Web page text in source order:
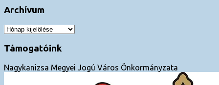
Archívum
Archívum
Támogatóink
Nagykanizsa Megyei Jogú Város Önkormányzata